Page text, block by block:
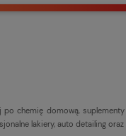
chemię domową,
lakiery, auto detailing